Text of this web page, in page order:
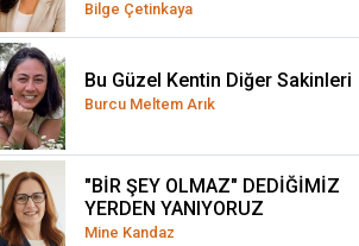
Bilge Çetinkaya
Bu Güzel Kentin Diğer Sakinleri
Burcu Meltem Arık
"BİR ŞEY OLMAZ" DEDİĞİMİZ
YERDEN YANIYORUZ
Mine Kandaz